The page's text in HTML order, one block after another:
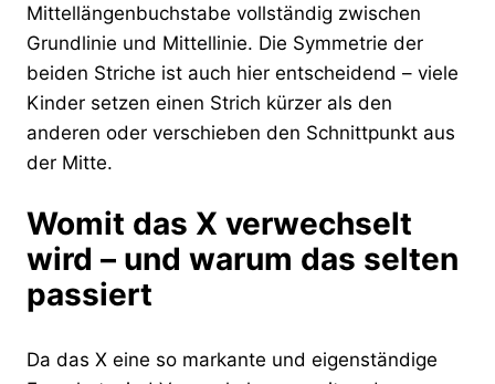
Mittellängenbuchstabe vollständig zwischen
Grundlinie und Mittellinie. Die Symmetrie der
beiden Striche ist auch hier entscheidend – viele
Kinder setzen einen Strich kürzer als den
anderen oder verschieben den Schnittpunkt aus
der Mitte.
Womit das X verwechselt
wird – und warum das selten
passiert
Da das X eine so markante und eigenständige